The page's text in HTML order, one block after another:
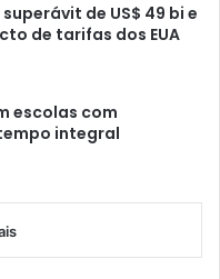
de US$ 49 bi e
de tarifas dos EUA
escolas com
integral